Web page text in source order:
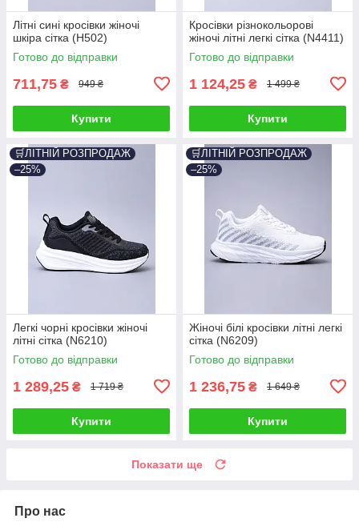
Літні сині кросівки жіночі
шкіра сітка (H502)
Готово до відправки
711,75 ₴ 949 ₴
Купити
Кросівки різнокольорові
жіночі літні легкі сітка (N4411)
Готово до відправки
1 124,25 ₴ 1 499 ₴
Купити
🛒ЛІТНІЙ РОЗПРОДАЖ
–25%
Легкі чорні кросівки жіночі
літні сітка (N6210)
Готово до відправки
1 289,25 ₴ 1 719 ₴
Купити
🛒ЛІТНІЙ РОЗПРОДАЖ
–25%
Жіночі білі кросівки літні легкі
сітка (N6209)
Готово до відправки
1 236,75 ₴ 1 649 ₴
Купити
Показати ще
Про нас